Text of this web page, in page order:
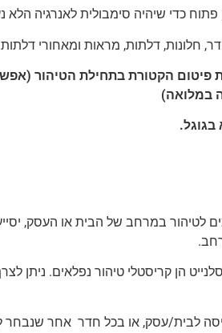
כדי שיהיה סימבולית לאנרגיה
חלונות, דלתות, מראות ומאחורי
פיטום הקטורת בתחילת הטיהור
במלואה)
בגוגל.
לטיהור במרחב של הבית או העסק,
הן קריסטלי טיהור נפלאים. ניתן
לבית/עסק, או בכל חדר אחר שנבחר